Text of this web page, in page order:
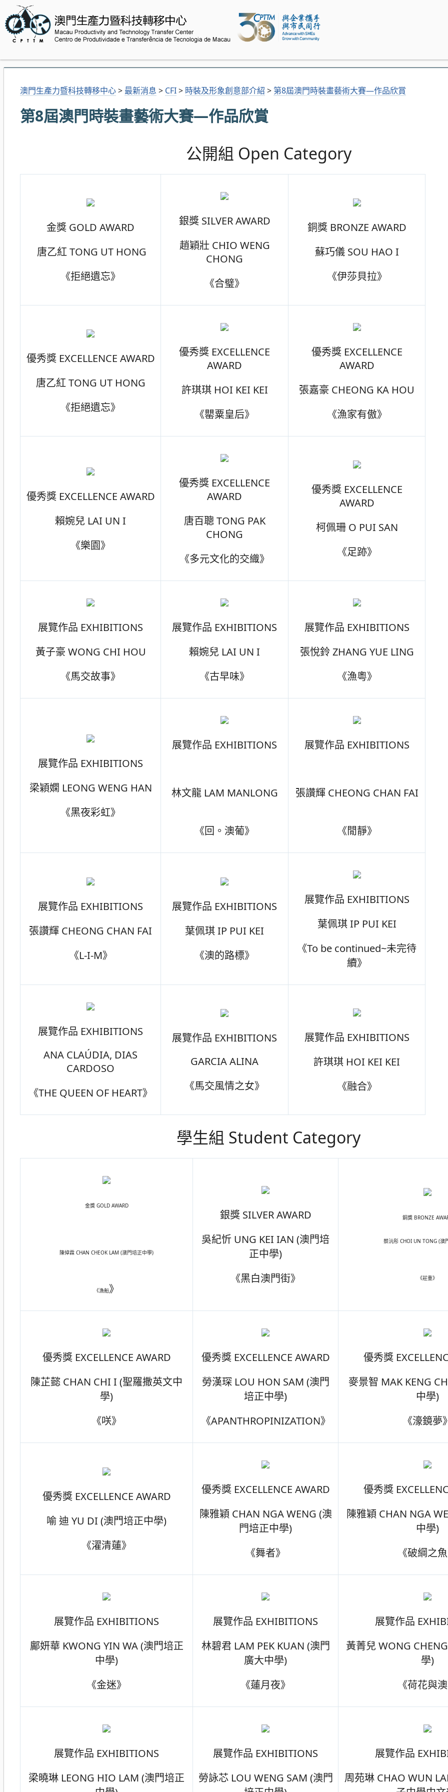
澳門生產力暨科技轉移中心> 最新消息 > CFI> 時裝及形象創意部介紹 > 第8屆澳門時裝畫藝術大賽—作品欣賞
第8屆澳門時裝畫藝術大賽—作品欣賞
公開組 Open Category
金獎 GOLD AWARD
唐乙紅 TONG UT HONG
《拒絕遺忘》
銀獎 SILVER AWARD
趙穎壯 CHIO WENG
CHONG
《合璧》
銅獎 BRONZE AWARD
蘇巧儀 SOU HAO I
《伊莎貝拉》
優秀獎 EXCELLENCE AWARD
唐乙紅 TONG UT HONG
《拒絕遺忘》
優秀獎 EXCELLENCE
AWARD
許琪琪 HOI KEI KEI
《罌粟皇后》
優秀獎 EXCELLENCE
AWARD
張嘉豪 CHEONG KA HOU
《漁家有傲》
優秀獎 EXCELLENCE AWARD
賴婉兒 LAI UN I
《樂園》
優秀獎 EXCELLENCE
AWARD
唐百聰 TONG PAK
CHONG
《多元文化的交織》
優秀獎 EXCELLENCE
AWARD
柯佩珊 O PUI SAN
《足跡》
展覽作品 EXHIBITIONS
黃子豪 WONG CHI HOU
《馬交故事》
展覽作品 EXHIBITIONS
賴婉兒 LAI UN I
《古早味》
展覽作品 EXHIBITIONS
張悅鈴 ZHANG YUE LING
《漁粵》
展覽作品 EXHIBITIONS
梁穎嫻 LEONG WENG HAN
《黑夜彩虹》
展覽作品 EXHIBITIONS
林文龍 LAM MANLONG
《回。澳葡》
展覽作品 EXHIBITIONS
張讚輝 CHEONG CHAN FAI
《閒靜》
展覽作品 EXHIBITIONS
張讚輝 CHEONG CHAN FAI
《L-I-M》
展覽作品 EXHIBITIONS
葉佩琪 IP PUI KEI
《澳的路標》
展覽作品 EXHIBITIONS
葉佩琪 IP PUI KEI
《To be continued~未完待
續》
展覽作品 EXHIBITIONS
ANA CLAÚDIA, DIAS
CARDOSO
《THE QUEEN OF HEART》
展覽作品 EXHIBITIONS
GARCIA ALINA
《馬交風情之女》
展覽作品 EXHIBITIONS
許琪琪 HOI KEI KEI
《融合》
學生組 Student Category
金獎 GOLD AWARD
陳倬霖 CHAN CHEOK LAM (澳門培正中學)
《漁船》
銀獎 SILVER AWARD
吳紀忻 UNG KEI IAN (澳門培
正中學)
《黑白澳門街》
銅獎 BRONZE
蔡沅彤 CHOI UN TONG (澳
《莊重》
優秀獎 EXCELLENCE AWARD
陳芷懿 CHAN CHI I (聖羅撒英文中
學)
《咲》
優秀獎 EXCELLENCE AWARD
勞漢琛 LOU HON SAM (澳門
培正中學)
《APANTHROPINIZATION》
優秀獎
麥景智 MAK KENG
中學)
《濠鏡夢
優秀獎 EXCELLENCE AWARD
喻 迪 YU DI (澳門培正中學)
《濯清蓮》
優秀獎 EXCELLENCE AWARD
陳雅穎 CHAN NGA WENG (澳
門培正中學)
《舞者》
優秀獎
陳雅穎 CHAN NGA
中學)
《破綱之
展覽作品 EXHIBITIONS
鄺妍華 KWONG YIN WA (澳門培正
中學)
《金迷》
展覽作品 EXHIBITIONS
林碧君 LAM PEK KUAN (澳門
廣大中學)
《蓮月夜》
展覽作品
黃菁兒 WONG
學)
《荷花與
展覽作品 EXHIBITIONS
梁曉琳 LEONG HIO LAM (澳門培正
展覽作品 EXHIBITIONS
勞詠芯 LOU WENG SAM (澳門
展覽作品
周苑琳 CHAO WUN